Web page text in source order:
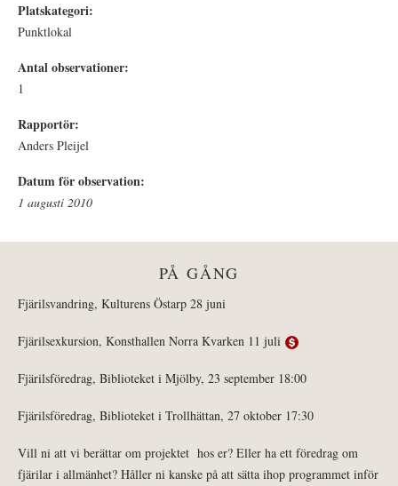
Platskategori:
Punktlokal
Antal observationer:
1
Rapportör:
Anders Pleijel
Datum för observation:
1 augusti 2010
PÅ GÅNG
Fjärilsvandring, Kulturens Östarp 28 juni
Fjärilsexkursion, Konsthallen Norra Kvarken 11 juli
Fjärilsföredrag, Biblioteket i Mjölby, 23 september 18:00
Fjärilsföredrag, Biblioteket i Trollhättan, 27 oktober 17:30
Vill ni att vi berättar om projektet hos er? Eller ha ett föredrag om
fjärilar i allmänhet? Håller ni kanske på att sätta ihop programmet inför